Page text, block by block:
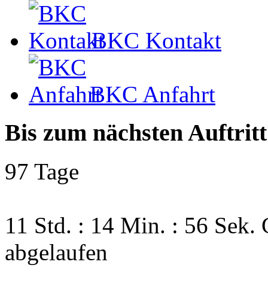
BKC Kontakt
BKC Anfahrt
Bis zum nächsten
97 Tage
11 Std. : 14 Min. : 55 Sek.
abgelaufen